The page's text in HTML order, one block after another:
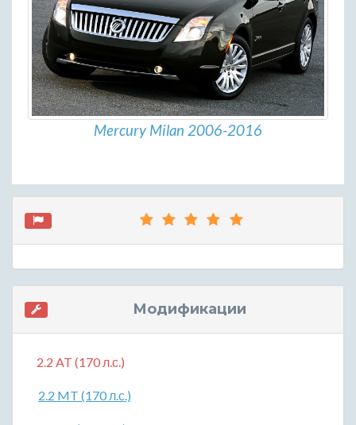
Mercury Milan 2006-2016
Модификации
2.2 AT (170 л.с.)
2.2 MT (170 л.с.)